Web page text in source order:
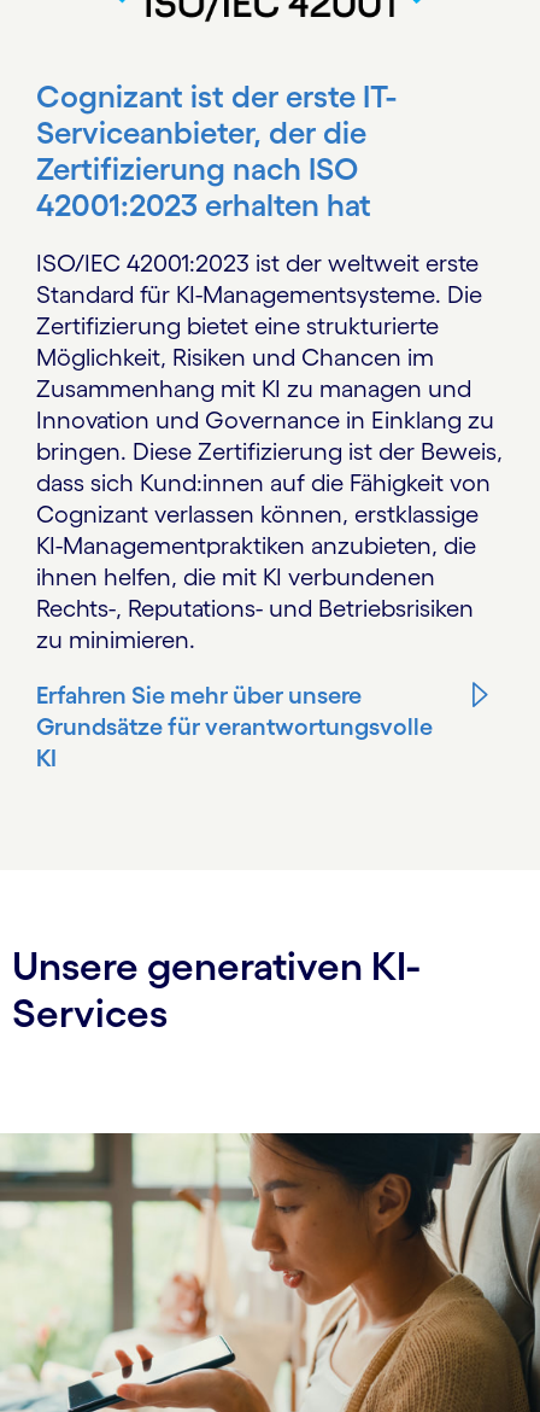
Cognizant ist der erste IT-
Serviceanbieter, der die
Zertifizierung nach ISO
42001:2023 erhalten hat
ISO/IEC 42001:2023 ist der weltweit erste
Standard für KI-Managementsysteme. Die
Zertifizierung bietet eine strukturierte
Möglichkeit, Risiken und Chancen im
Zusammenhang mit KI zu managen und
Innovation und Governance in Einklang zu
bringen. Diese Zertifizierung ist der Beweis,
dass sich Kund:innen auf die Fähigkeit von
Cognizant verlassen können, erstklassige
KI-Managementpraktiken anzubieten, die
ihnen helfen, die mit KI verbundenen
Rechts-, Reputations- und Betriebsrisiken
zu minimieren.
Erfahren Sie mehr über unsere
Grundsätze für verantwortungsvolle
KI
Unsere generativen KI-
Services